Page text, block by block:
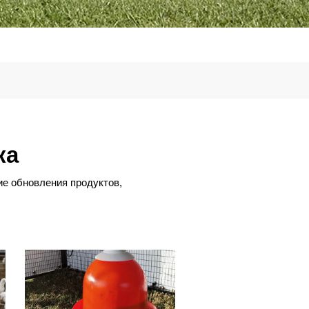
обновления продуктов,